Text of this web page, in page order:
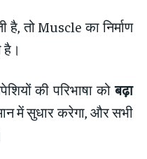
है, तो Muscle का निर्माण
है।
की परिभाषा कोबढ़ा
में सुधार करेगा, और सभी